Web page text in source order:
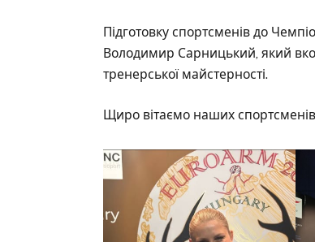
Підготовку спортсменів до
Володимир Сарницький, який
тренерської майстерності.
Щиро вітаємо наших